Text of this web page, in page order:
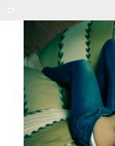
Saltar
contenido